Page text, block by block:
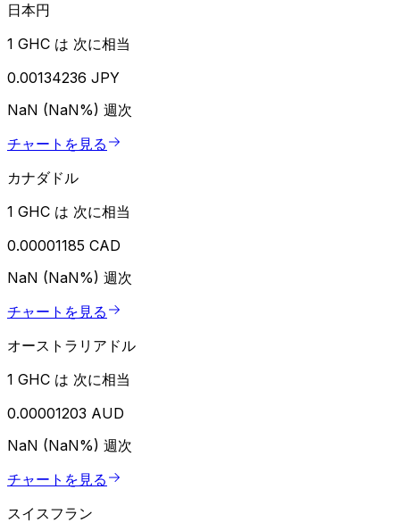
日本円
1 GHC は 次に相当
0.00134236 JPY
NaN (NaN%) 週次
チャートを見る
カナダドル
1 GHC は 次に相当
0.00001185 CAD
NaN (NaN%) 週次
チャートを見る
オーストラリアドル
1 GHC は 次に相当
0.00001203 AUD
NaN (NaN%) 週次
チャートを見る
スイスフラン